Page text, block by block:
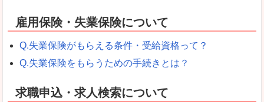
雇用保険・失業保険について
Q.失業保険がもらえる条件・受給資格って？
Q.失業保険をもらうための手続きとは？
求職申込・求人検索について